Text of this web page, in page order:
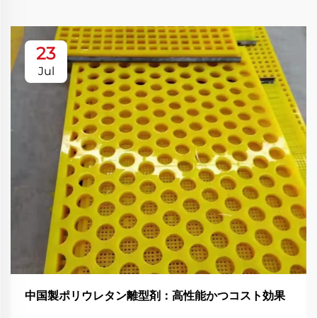
23
Jul
中国製ポリウレタン離型剤：高性能かつコスト効果